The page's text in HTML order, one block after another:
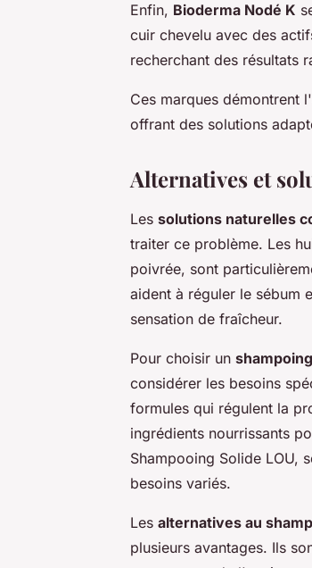
Enfin, Bioderma Nodé K
cuir chevelu avec des
recherchant des résultats
Ces marques démontrent
offrant des solutions
Alternatives et
Les solutions naturelles
traiter ce problème. Les
poivrée, sont
aident à réguler le sébum
sensation de fraîcheur.
Pour choisir un
considérer les besoins
formules qui régulent la
ingrédients nourrissants
Shampooing Solide LOU,
besoins variés.
Les alternatives au
plusieurs avantages. Ils